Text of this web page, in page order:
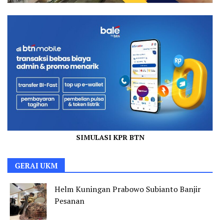
SIMULASI KPR BTN
GERAI UKM
Helm Kuningan Prabowo Subianto Banjir
Pesanan